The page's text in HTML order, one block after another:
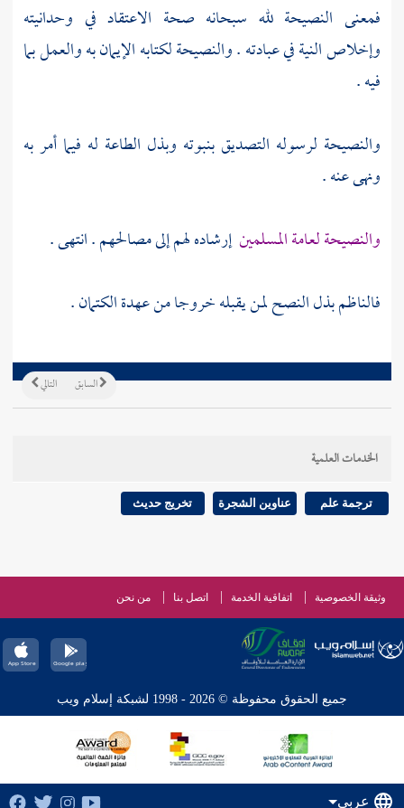
فمعنى النصيحة لله سبحانه صحة الاعتقاد في وحدانيته
وإخلاص النية في عبادته . والنصيحة لكتابه الإيمان به والعمل بما
فيه .
والنصيحة لرسوله التصديق بنبوته وبذل الطاعة له فيما أمر به
ونهى عنه .
والنصيحة لعامة المسلمينإرشاده لهم إلى مصالحهم . انتهى .
فالناظم بذل النصح لمن يقبله خروجا من عهدة الكتمان .
التالي السابق
الخدمات العلمية
ترجمة علم عناوين الشجرة تخريج حديث
وثيقة الخصوصية اتفاقية الخدمة اتصل بنا من نحن
جميع الحقوق محفوظة © 2026 - 1998 لشبكة إسلام ويب
عربي